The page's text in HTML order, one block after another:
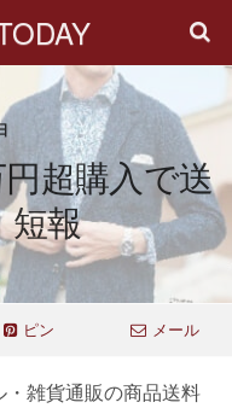
超購入で送
短報
ピン メール
雑貨通販の商品送料